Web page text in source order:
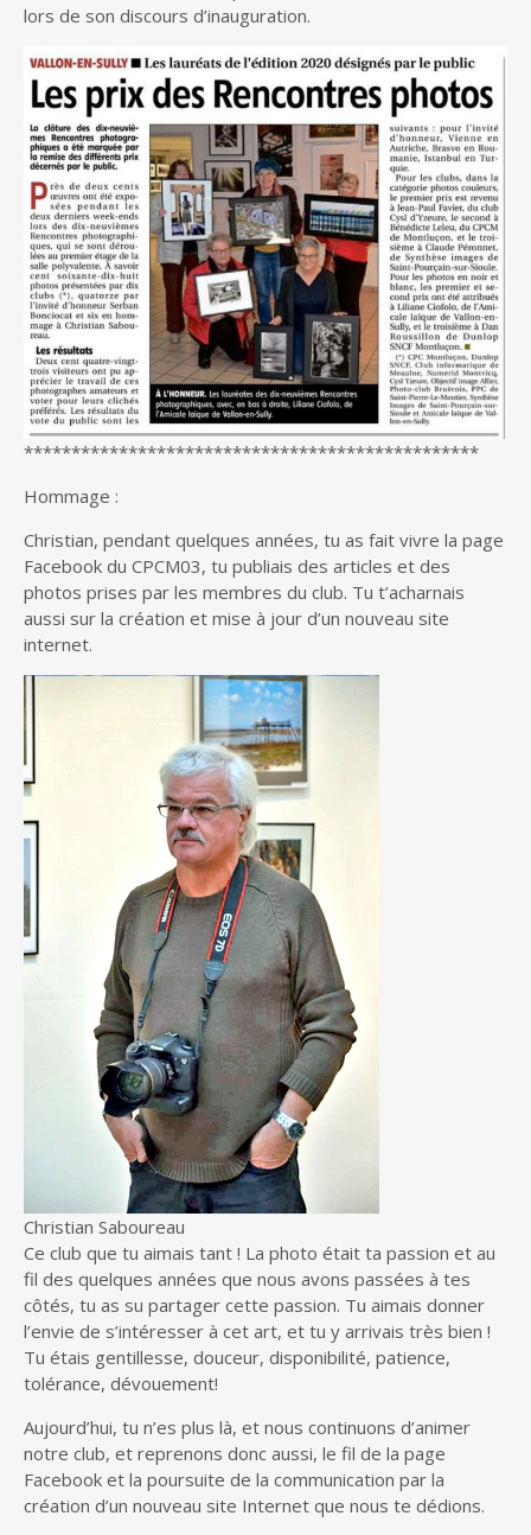
lors de son discours d’inauguration.
************************************************
Hommage :
Christian, pendant quelques années, tu as fait vivre la page
Facebook du CPCM03, tu publiais des articles et des
photos prises par les membres du club. Tu t’acharnais
aussi sur la création et mise à jour d’un nouveau site
internet.
Christian Saboureau
Ce club que tu aimais tant ! La photo était ta passion et au
fil des quelques années que nous avons passées à tes
côtés, tu as su partager cette passion. Tu aimais donner
l’envie de s’intéresser à cet art, et tu y arrivais très bien !
Tu étais gentillesse, douceur, disponibilité, patience,
tolérance, dévouement!
Aujourd’hui, tu n’es plus là, et nous continuons d’animer
notre club, et reprenons donc aussi, le fil de la page
Facebook et la poursuite de la communication par la
création d’un nouveau site Internet que nous te dédions.